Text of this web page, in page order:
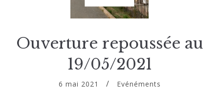
Ouverture repoussée au
19/05/2021
6 mai 2021 Evénéments